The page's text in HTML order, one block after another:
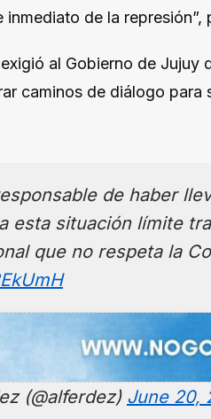
de la represión”,
al Gobierno de Jujuy
caminos de diálogo para
de haber
esta situación límite
que no respeta la
(@alferdez) June 20,